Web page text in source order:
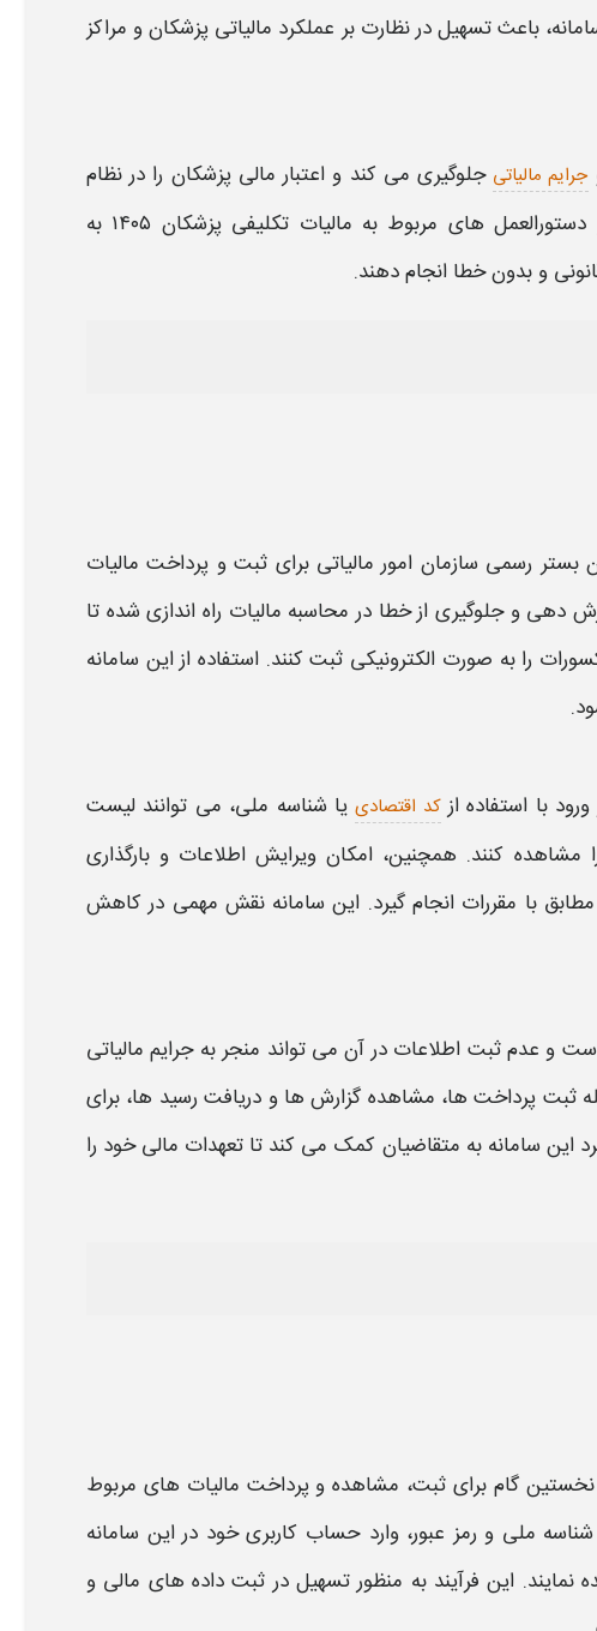
، باعث تسهیل در نظارت بر عملکرد مالیاتی پزشکانو مراکز
جرایم مالیاتی جلوگیری می کند و اعتبار مالیپزشکان را در نظام
های مربوط به مالیات تکلیفی پزشکان ۱۴۰۵ به
و بدون خطا انجام دهند.
بستر رسمی سازمان امور مالیاتی برای ثبت و پرداخت مالیات
دهی و جلوگیری از خطا در محاسبه مالیات راه‌ اندازی شده تا
را به صورت الکترونیکی ثبت کنند. استفاده از این سامانه
با استفاده ازکد اقتصادییا شناسه ملی، می‌ توانند لیست
کنند. همچنین، امکان ویرایش اطلاعات و بارگذاری
با مقررات انجام گیرد. این سامانه نقش مهمی در کاهش
و عدم ثبت اطلاعات در آن می‌ تواند منجر به جرایم مالیاتی
ثبت پرداخت‌ ها، مشاهده گزارش‌ ها و دریافت رسید ها، برای
سامانه به متقاضیان کمک می‌ کند تا تعهدات مالی خود را
گام برای ثبت، مشاهده و پرداخت مالیات های مربوط
ملی و رمز عبور، وارد حساب کاربری خود در این سامانه
این فرآیند به منظور تسهیل در ثبت داده های مالی و